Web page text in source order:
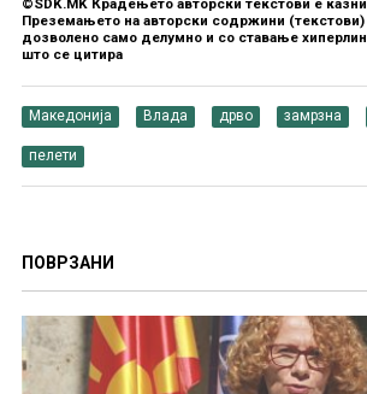
©SDK.MK Крадењето авторски текстови е
Преземањето на авторски содржини (текстови)
дозволено само делумно и со ставање
што се цитира
Македонија Влада дрво замрзна
пелети
ПОВРЗАНИ